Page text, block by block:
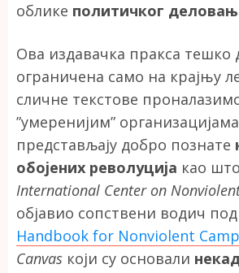
облике политичког
Ова издавачка пракса тешко
ограничена само на крајњу
сличне текстове
”умеренијим” организацијама
представљају добро познате
обојених револуција као
International Center on
објавио сопствени водич
Handbook for Nonviolent
Canvas који су основали